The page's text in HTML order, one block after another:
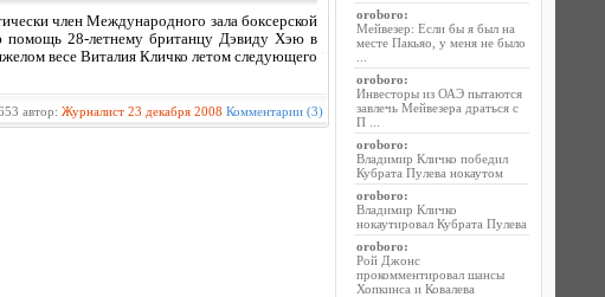
член Международного зала боксерской
помощь 28-летнему британцу Дэвиду Хэю в
весе Виталия Кличко летом следующего
автор: Журналист 23 декабря 2008 Комментарии (3)
oroboro:
Мейвезер: Если бы я был на
месте Пакьяо, у меня не было
oroboro:
Инвесторы из ОАЭ пытаются
завлечь Мейвезера драться с
П ...
oroboro:
Владимир Кличко победил
Кубрата Пулева нокаутом
oroboro:
Владимир Кличко
нокаутировал Кубрата Пулева
oroboro:
Рой Джонс
прокомментировал шансы
Хопкинса и Ковалева